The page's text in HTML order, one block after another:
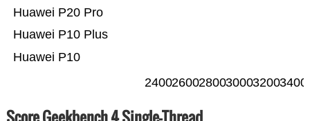
Huawei P10
Huawei P10 Plus
Huawei P20 Pro
240026002800300032003400